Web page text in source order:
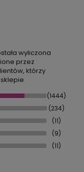
wyliczona
przez
którzy
(1444)
(234)
(11)
(9)
(11)